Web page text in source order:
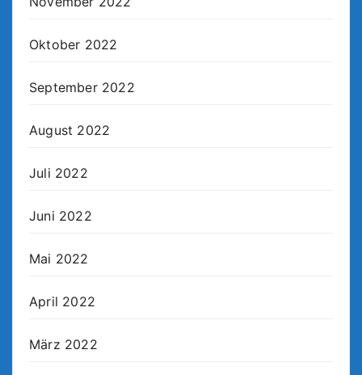
Oktober 2022
September 2022
August 2022
Juli 2022
Juni 2022
Mai 2022
April 2022
März 2022